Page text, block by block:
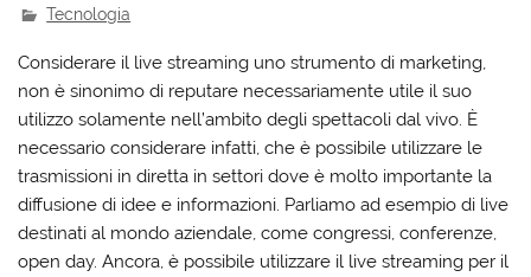
Tecnologia
Considerare il live streaming uno strumento di marketing,
non è sinonimo di reputare necessariamente utile il suo
utilizzo solamente nell’ambito degli spettacoli dal vivo. È
necessario considerare infatti, che è possibile utilizzare le
trasmissioni in diretta in settori dove è molto importante la
diffusione di idee e informazioni. Parliamo ad esempio di live
destinati al mondo aziendale, come congressi, conferenze,
open day. Ancora, è possibile utilizzare il live streaming per il